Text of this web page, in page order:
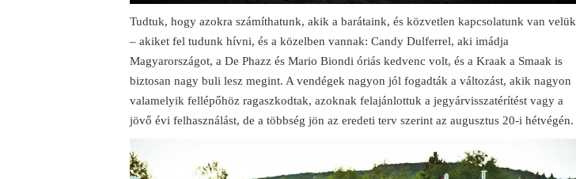
Tudtuk, hogy azokra számíthatunk, akik a barátaink, és közvetlen kapcsolatunk van velük
– akiket fel tudunk hívni, és a közelben vannak: Candy Dulferrel, aki imádja
Magyarországot, a De Phazz és Mario Biondi óriás kedvenc volt, és a Kraak a Smaak is
biztosan nagy buli lesz megint. A vendégek nagyon jól fogadták a változást, akik nagyon
valamelyik fellépőhöz ragaszkodtak, azoknak felajánlottuk a jegyárvisszatérítést vagy a
jövő évi felhasználást, de a többség jön az eredeti terv szerint az augusztus 20-i hétvégén.